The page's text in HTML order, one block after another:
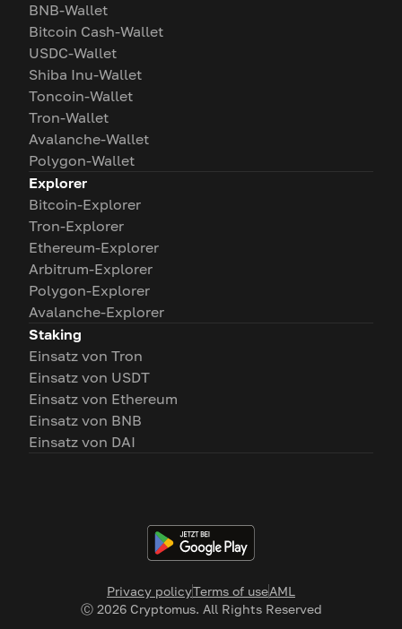
Privacy policyTerms of useAML
Ⓒ 2026Cryptomus. All Rights Reserved
BNB-Wallet
Bitcoin Cash-Wallet
USDC-Wallet
Shiba Inu-Wallet
Toncoin-Wallet
Tron-Wallet
Avalanche-Wallet
Polygon-Wallet
Explorer
Bitcoin-Explorer
Tron-Explorer
Ethereum-Explorer
Arbitrum-Explorer
Polygon-Explorer
Avalanche-Explorer
Staking
Einsatz von Tron
Einsatz von USDT
Einsatz von Ethereum
Einsatz von BNB
Einsatz von DAI